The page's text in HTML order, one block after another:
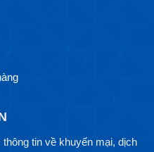
tin về khuyến mại, dịch